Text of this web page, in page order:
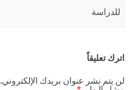
للدراسة
اترك تعليقاً
لن يتم نشر عنوان بريدك الإلكتروني.